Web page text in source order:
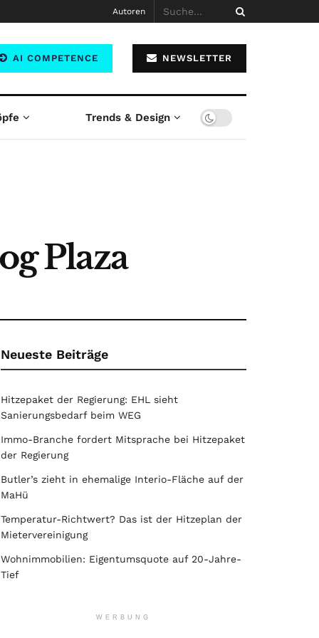
Autoren
AI COMPETENCE NEWSLETTER
Trends & Design
Plaza
Neueste Beiträge
Hitzepaket der Regierung: EHL sieht
Sanierungsbedarf beim WEG
Immo-Branche fordert Mitsprache bei Hitzepaket
der Regierung
Butler’s zieht in ehemalige Interio-Fläche auf der
MaHü
Temperatur-Richtwert? Das ist der Hitzeplan der
Mietervereinigung
Wohnimmobilien: Eigentumsquote auf 20-Jahre-
Tief
WERBUNG